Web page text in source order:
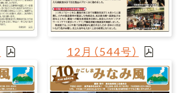
12月（544号）